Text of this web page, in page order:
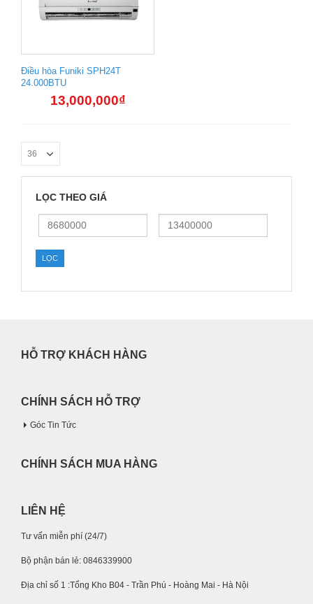
Điều hòa Funiki SPH24T
24.000BTU
13,000,000₫
LỌC THEO GIÁ
nhất
LỌC
HỖ TRỢ KHÁCH HÀNG
CHÍNH SÁCH HỖ TRỢ
Góc Tin Tức
CHÍNH SÁCH MUA HÀNG
LIÊN HỆ
Tư vấn miễn phí (24/7)
Bộ phận bán lẻ: 0846339900
Địa chỉ số 1 :Tổng Kho B04 - Trần Phú - Hoàng Mai - Hà Nội